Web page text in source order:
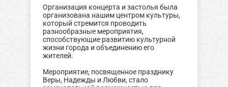
Организация концерта и застолья была
организована нашим центром культуры,
который стремится проводить
разнообразные мероприятия,
способствующие развитию культурной
жизни города и объединению его
жителей.
Мероприятие, посвященное празднику
Веры, Надежды и Любви, стало